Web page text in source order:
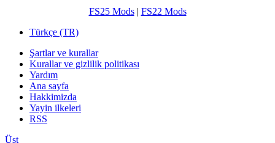
FS25 Mods| FS22 Mods
Türkçe (TR)
Şartlar ve kurallar
Kurallar ve gizlilik politikası
Yardım
Ana sayfa
Hakkimizda
Yayin ilkeleri
RSS
Üst